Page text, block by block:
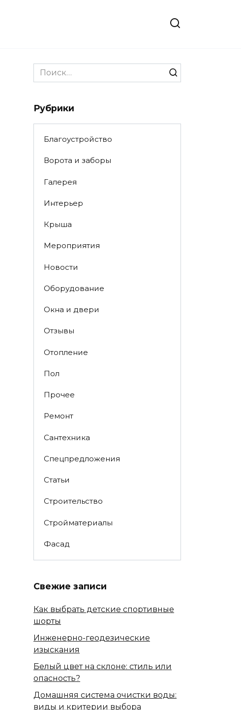
Search
for:
Рубрики
Благоустройство
Ворота и заборы
Галерея
Интерьер
Крыша
Мероприятия
Новости
Оборудование
Окна и двери
Отзывы
Отопление
Пол
Прочее
Ремонт
Сантехника
Спецпредложения
Статьи
Строительство
Стройматериалы
Фасад
Свежие записи
Как выбрать детские спортивные
шорты
Инженерно-геодезические
изыскания
Белый цвет на склоне: стиль или
опасность?
Домашняя система очистки воды:
виды и критерии выбора